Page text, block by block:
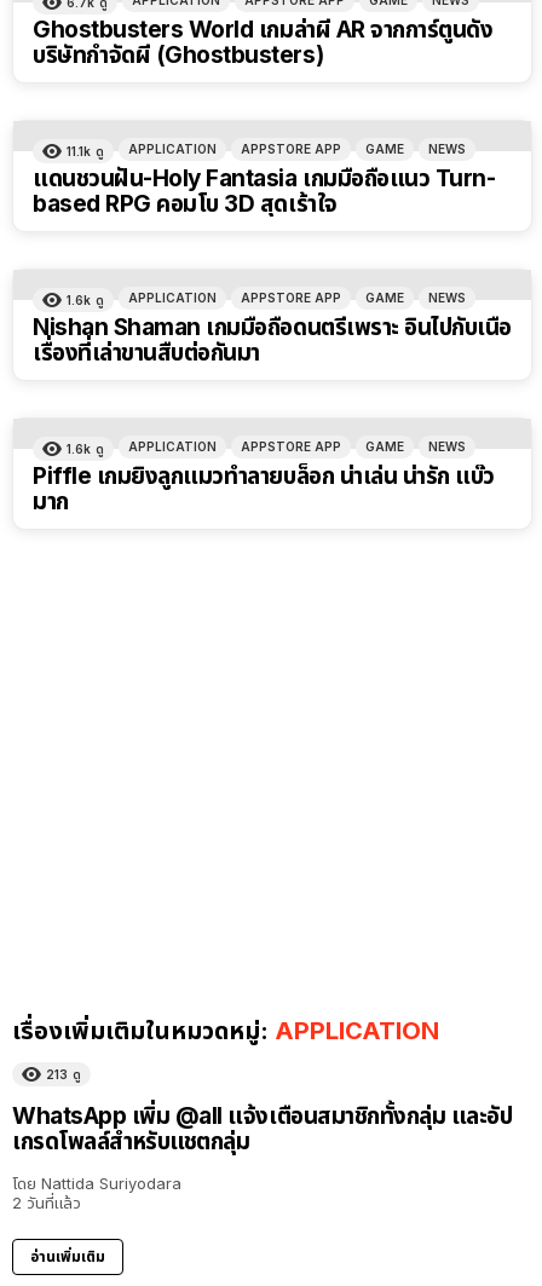
Ghostbusters World เกมล่าผี AR จากการ์ตูนดัง
บริษัทกำจัดผี (Ghostbusters)
11.1k ดู APPLICATION APPSTORE APP GAME NEWS
แดนชวนฝัน-Holy Fantasia เกมมือถือแนว Turn-
based RPG คอมโบ 3D สุดเร้าใจ
1.6k ดู APPLICATION APPSTORE APP GAME NEWS
Nishan Shaman เกมมือถือดนตรีเพราะ อินไปกับเนื้อ
เรื่องที่เล่าขานสืบต่อกันมา
1.6k ดู APPLICATION APPSTORE APP GAME NEWS
Piffle เกมยิงลูกแมวทำลายบล็อก น่าเล่น น่ารัก แบ๊ว
มาก
เรื่องเพิ่มเติมในหมวดหมู่: APPLICATION
213 ดู
WhatsApp เพิ่ม @all แจ้งเตือนสมาชิกทั้งกลุ่ม และอัป
เกรดโพลล์สำหรับแชตกลุ่ม
โดย Nattida Suriyodara
2 วันที่แล้ว
อ่านเพิ่มเติม